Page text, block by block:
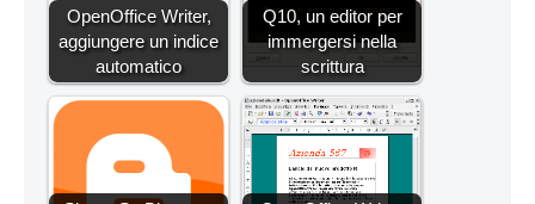
OpenOffice Writer,
aggiungere un indice
automatico
Q10, un editor per
immergersi nella
scrittura